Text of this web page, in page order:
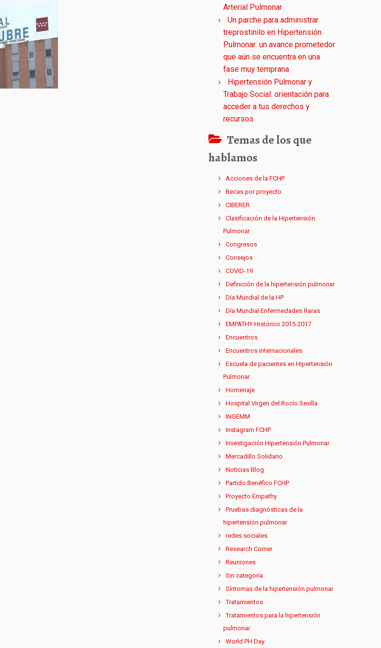
Arterial Pulmonar
Un parche para administrar
treprostinilo en Hipertensión
Pulmonar: un avance prometedor
que aún se encuentra en una
fase muy temprana
Hipertensión Pulmonar y
Trabajo Social: orientación para
acceder a tus derechos y
recursos
Temas de los que
hablamos
Acciones de la FCHP
Becas por proyecto
CIBERER
Clasificación de la Hipertensión
Pulmonar
Congresos
Consejos
COVID-19
Definición de la hipertensión pulmonar
Día Mundial de la HP
Día Mundial Enfermedades Raras
EMPATHY Histórico 2015-2017
Encuentros
Encuentros internacionales
Escuela de pacientes en Hipertensión
Pulmonar
Homenaje
Hospital Virgen del Rocío Sevilla
INGEMM
Instagram FCHP
Investigación Hipertensión Pulmonar
Mercadillo Solidario
Noticias Blog
Partido Benéfico FCHP
Proyecto Empathy
Pruebas diagnósticas de la
hipertensión pulmonar
redes sociales
Research Corner
Reuniones
Sin categoría
Síntomas de la hipertensión pulmonar
Tratamientos
Tratamientos para la hipertensión
pulmonar
World PH Day